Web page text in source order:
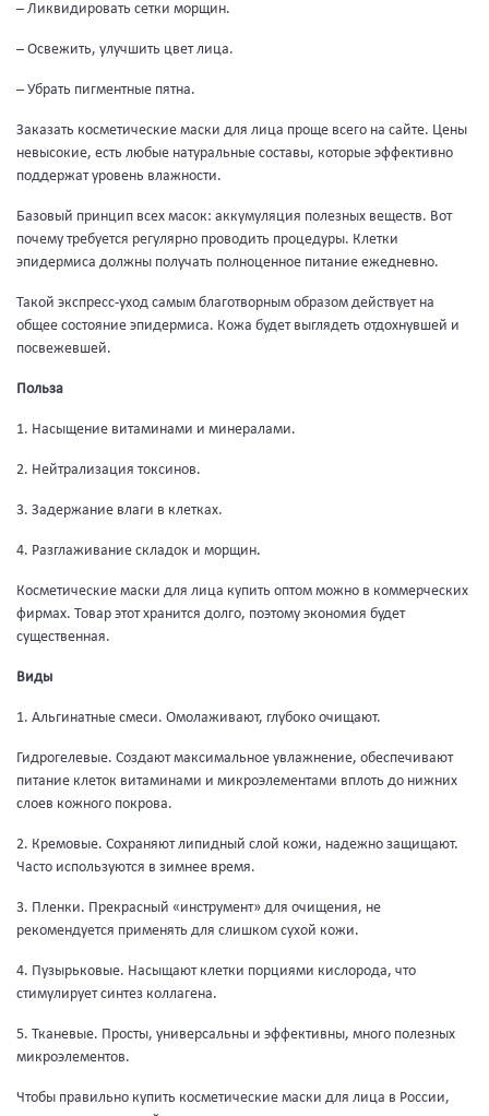
– Ликвидировать сетки морщин.
– Освежить, улучшить цвет лица.
– Убрать пигментные пятна.
Заказать косметические маски для лица проще всего на сайте. Цены
невысокие, есть любые натуральные составы, которые эффективно
поддержат уровень влажности.
Базовый принцип всех масок: аккумуляция полезных веществ. Вот
почему требуется регулярно проводить процедуры. Клетки
эпидермиса должны получать полноценное питание ежедневно.
Такой экспресс-уход самым благотворным образом действует на
общее состояние эпидермиса. Кожа будет выглядеть отдохнувшей и
посвежевшей.
Польза
1. Насыщение витаминами и минералами.
2. Нейтрализация токсинов.
3. Задержание влаги в клетках.
4. Разглаживание складок и морщин.
Косметические маски для лица купить оптом можно в коммерческих
фирмах. Товар этот хранится долго, поэтому экономия будет
существенная.
Виды
1. Альгинатные смеси. Омолаживают, глубоко очищают.
Гидрогелевые. Создают максимальное увлажнение, обеспечивают
питание клеток витаминами и микроэлементами вплоть до нижних
слоев кожного покрова.
2. Кремовые. Сохраняют липидный слой кожи, надежно защищают.
Часто используются в зимнее время.
3. Пленки. Прекрасный «инструмент» для очищения, не
рекомендуется применять для слишком сухой кожи.
4. Пузырьковые. Насыщают клетки порциями кислорода, что
стимулирует синтез коллагена.
5. Тканевые. Просты, универсальны и эффективны, много полезных
микроэлементов.
Чтобы правильно купить косметические маски для лица в России,